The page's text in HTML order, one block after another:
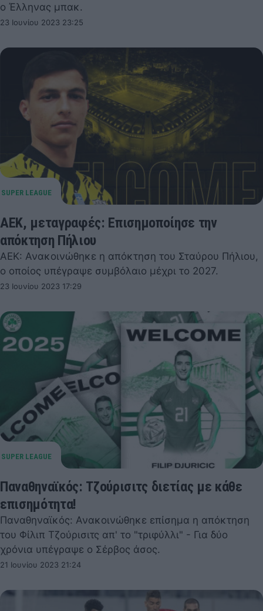
ο Έλληνας μπακ.
23 Ιουνίου 2023 23:25
ΑΕΚ, μεταγραφές: Επισημοποίησε την
απόκτηση Πήλιου
ΑΕΚ: Ανακοινώθηκε η απόκτηση του Σταύρου Πήλιου,
ο οποίος υπέγραψε συμβόλαιο μέχρι το 2027.
23 Ιουνίου 2023 17:29
Παναθηναϊκός: Τζούρισιτς διετίας με κάθε
επισημότητα!
Παναθηναϊκός: Ανακοινώθηκε επίσημα η απόκτηση
του Φίλιπ Τζούρισιτς απ' το "τριφύλλι" - Για δύο
χρόνια υπέγραψε ο Σέρβος άσος.
21 Ιουνίου 2023 21:24